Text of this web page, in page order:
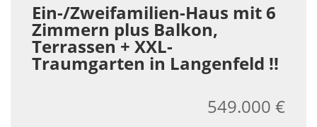
Ein-/Zweifamilien-Haus mit 6
Zimmern plus Balkon,
Terrassen + XXL-
Traumgarten in Langenfeld !!
549.000 €